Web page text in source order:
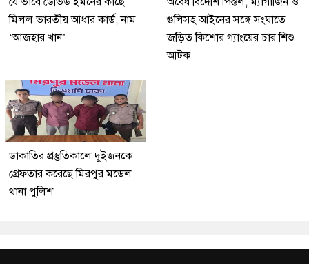
মিলল ভারতীয় আধার কার্ড, নাম
‘আজহার খান’
গুলিসহ আইনের সঙ্গে সংঘাতে
জড়িত কিশোর গ্যাংয়ের চার শিশু
আটক
ডাকাতির প্রস্তুতিকালে দুইজনকে
গ্রেফতার করেছে মিরপুর মডেল
থানা পুলিশ